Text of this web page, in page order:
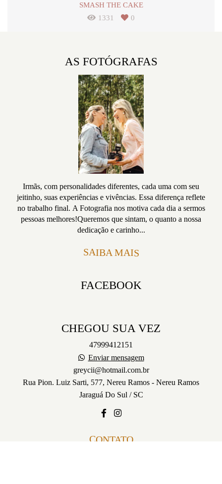
SMASH THE CAKE
1331
0
AS FOTÓGRAFAS
Irmãs, com personalidades diferentes, cada uma com seu
jeitinho, suas experiências e vivências. Essa diferença reflete
no trabalho final. A Fotografia nos motiva cada dia a sermos
pessoas melhores!Queremos que sintam, o quanto a nossa
dedicação e carinho...
SAIBA MAIS
FACEBOOK
CHEGOU SUA VEZ
47999412151
Enviar mensagem
greycii@hotmail.com.br
Rua Pion. Luiz Sarti, 577, Nereu Ramos - Nereu Ramos
Jaraguá Do Sul / SC
CONTATO